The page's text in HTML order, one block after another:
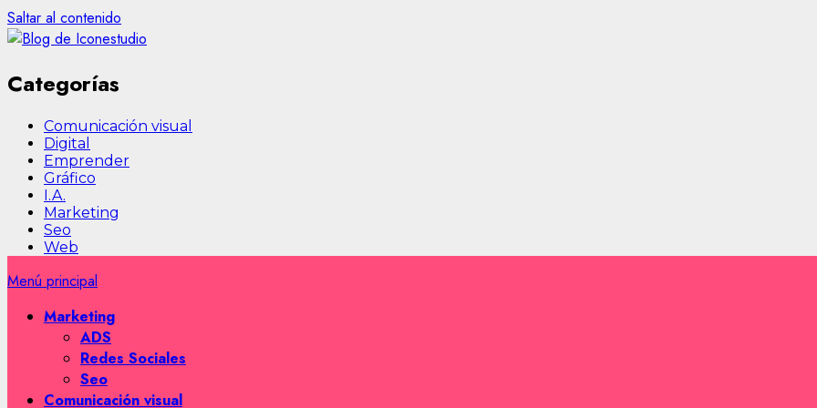
Saltar al contenido
Categorías
Comunicación visual
Digital
Emprender
Gráfico
I.A.
Marketing
Seo
Web
Menú principal
Marketing
ADS
Redes Sociales
Seo
Comunicación visual